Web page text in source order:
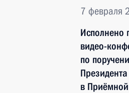
7 февраля
Исполнено
видео-
по
в